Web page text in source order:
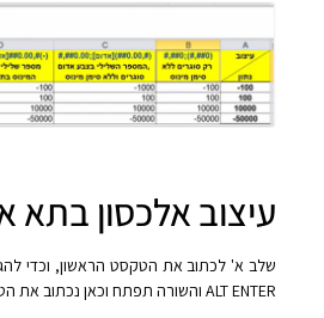
עיצוב אלכסון בתא
שלב א' לכתוב את הטקסט הראשון, וכדי
ALT ENTER והשורה תפתח וכאן נכתוב את הטקסט השני